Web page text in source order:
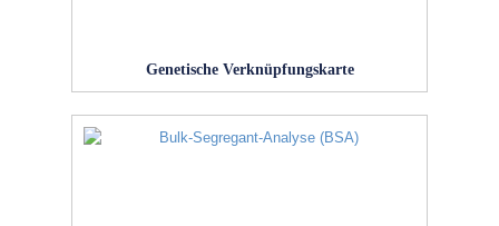
Genetische Verknüpfungskarte